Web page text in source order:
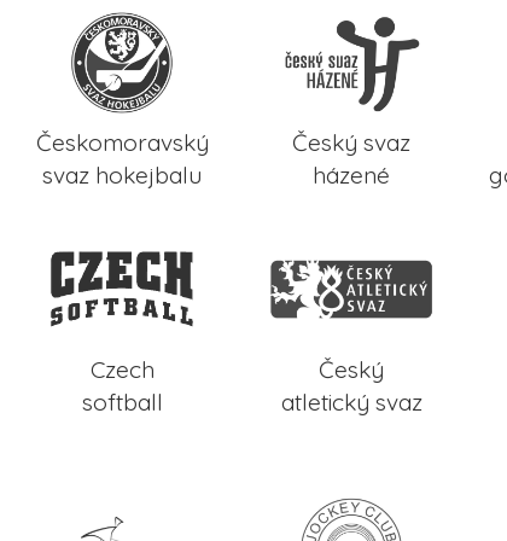
Českomoravský
svaz hokejbalu
Český svaz
házené
Czech
softball
Český
atletický svaz